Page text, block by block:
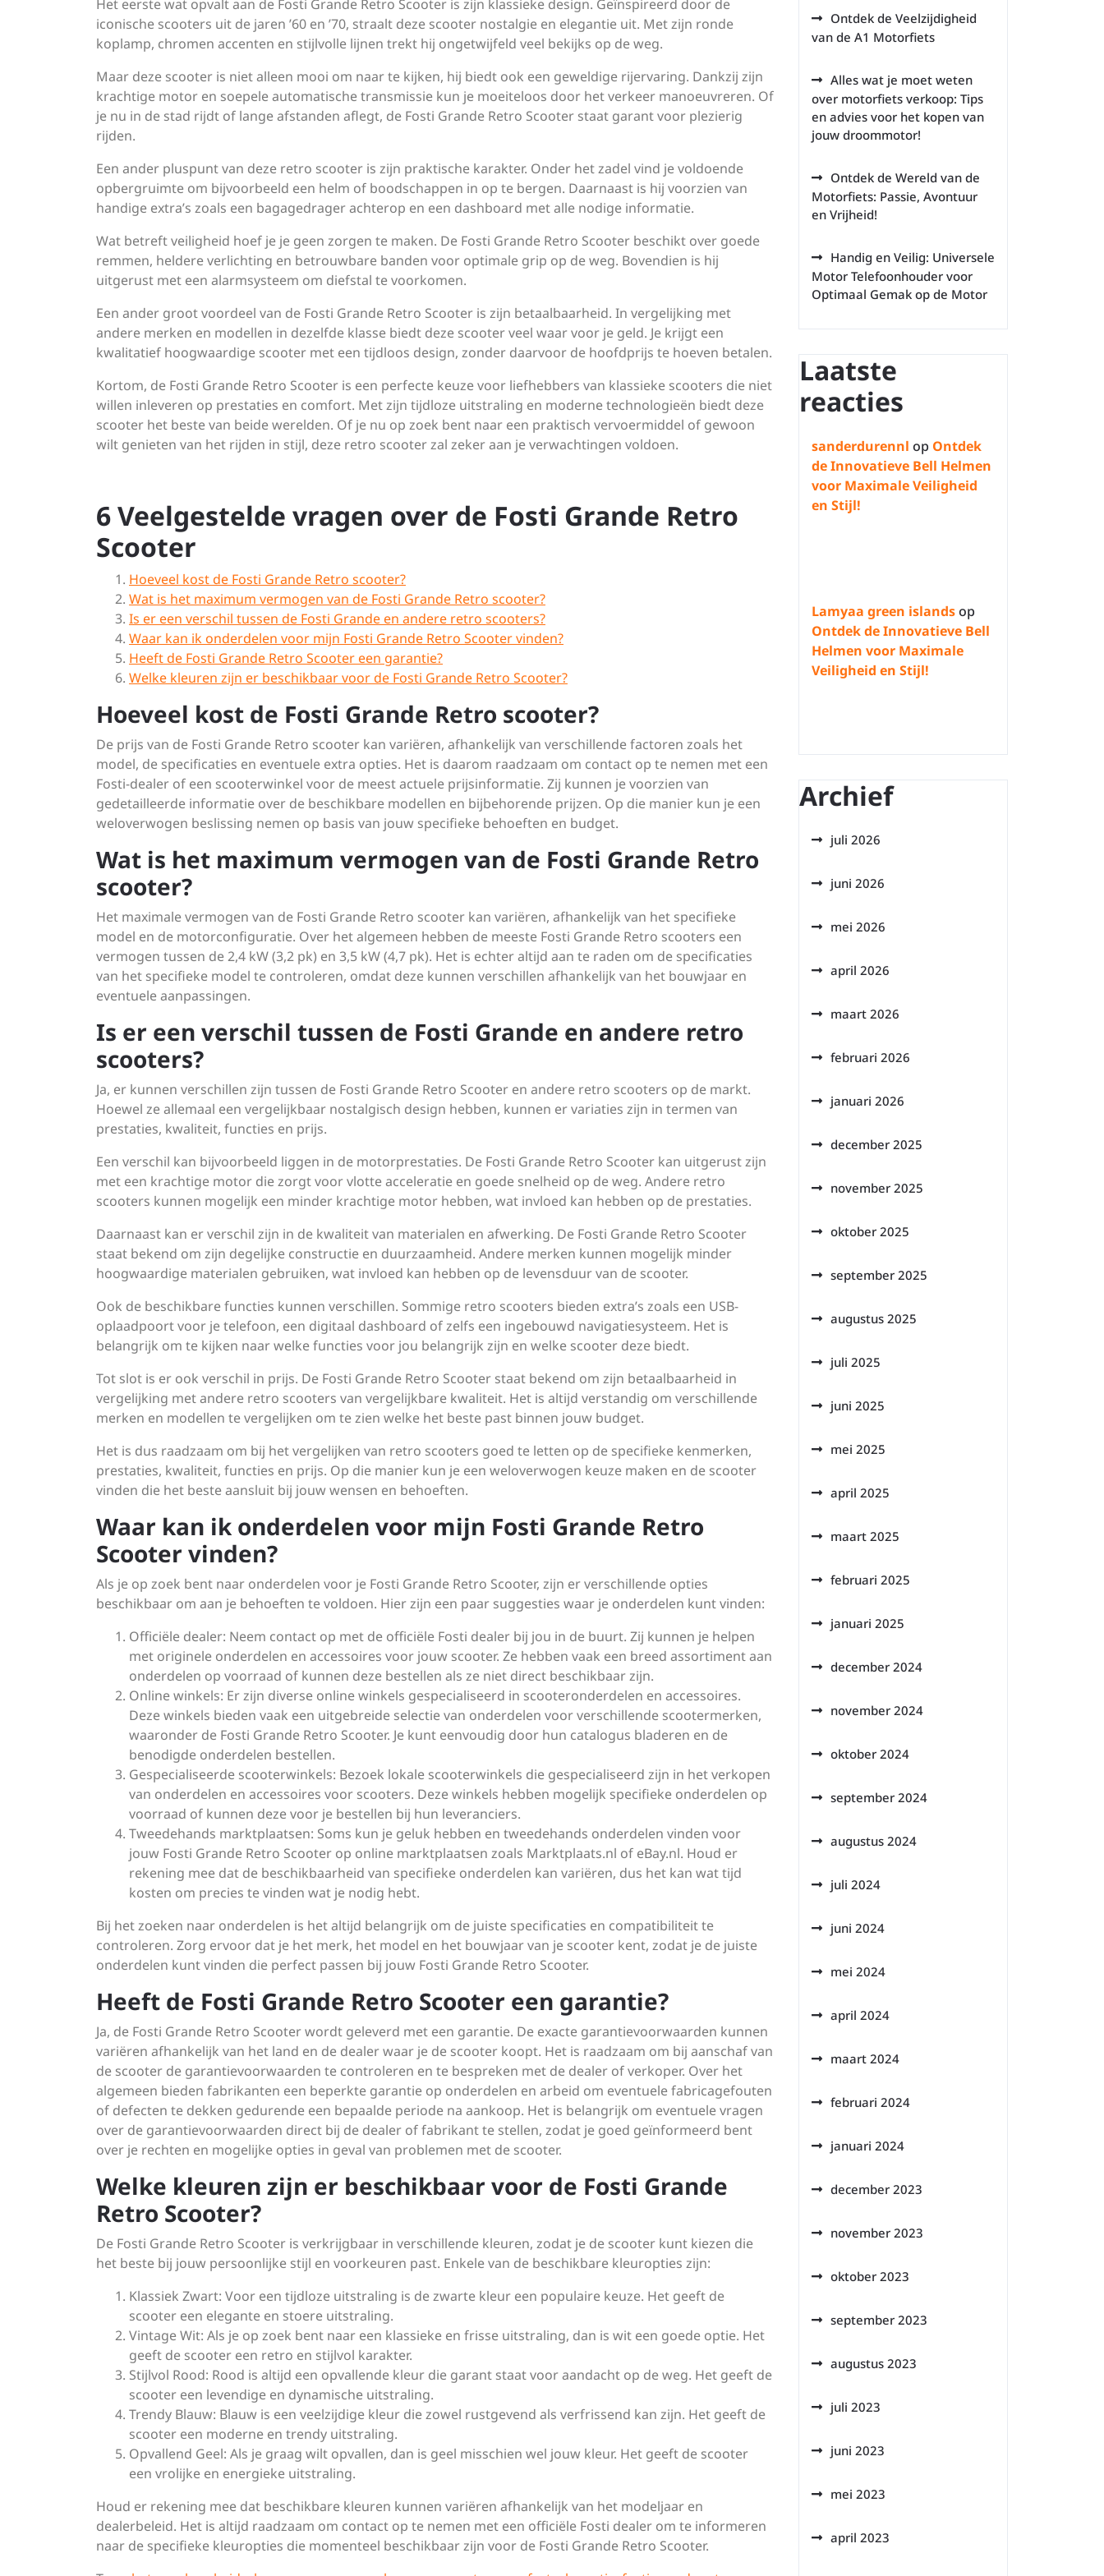
Het eerste wat opvalt aan de Fosti Grande Retro Scooter is zijn klassieke design. Geïnspireerd door de
iconische scooters uit de jaren ’60 en ’70, straalt deze scooter nostalgie en elegantie uit. Met zijn ronde
koplamp, chromen accenten en stijlvolle lijnen trekt hij ongetwijfeld veel bekijks op de weg.
Maar deze scooter is niet alleen mooi om naar te kijken, hij biedt ook een geweldige rijervaring. Dankzij zijn
krachtige motor en soepele automatische transmissie kun je moeiteloos door het verkeer manoeuvreren. Of
je nu in de stad rijdt of lange afstanden aflegt, de Fosti Grande Retro Scooter staat garant voor plezierig
rijden.
Een ander pluspunt van deze retro scooter is zijn praktische karakter. Onder het zadel vind je voldoende
opbergruimte om bijvoorbeeld een helm of boodschappen in op te bergen. Daarnaast is hij voorzien van
handige extra’s zoals een bagagedrager achterop en een dashboard met alle nodige informatie.
Wat betreft veiligheid hoef je je geen zorgen te maken. De Fosti Grande Retro Scooter beschikt over goede
remmen, heldere verlichting en betrouwbare banden voor optimale grip op de weg. Bovendien is hij
uitgerust met een alarmsysteem om diefstal te voorkomen.
Een ander groot voordeel van de Fosti Grande Retro Scooter is zijn betaalbaarheid. In vergelijking met
andere merken en modellen in dezelfde klasse biedt deze scooter veel waar voor je geld. Je krijgt een
kwalitatief hoogwaardige scooter met een tijdloos design, zonder daarvoor de hoofdprijs te hoeven betalen.
Kortom, de Fosti Grande Retro Scooter is een perfecte keuze voor liefhebbers van klassieke scooters die niet
willen inleveren op prestaties en comfort. Met zijn tijdloze uitstraling en moderne technologieën biedt deze
scooter het beste van beide werelden. Of je nu op zoek bent naar een praktisch vervoermiddel of gewoon
wilt genieten van het rijden in stijl, deze retro scooter zal zeker aan je verwachtingen voldoen.
6 Veelgestelde vragen over de Fosti Grande Retro
Scooter
Hoeveel kost de Fosti Grande Retro scooter?
Wat is het maximum vermogen van de Fosti Grande Retro scooter?
Is er een verschil tussen de Fosti Grande en andere retro scooters?
Waar kan ik onderdelen voor mijn Fosti Grande Retro Scooter vinden?
Heeft de Fosti Grande Retro Scooter een garantie?
Welke kleuren zijn er beschikbaar voor de Fosti Grande Retro Scooter?
Hoeveel kost de Fosti Grande Retro scooter?
De prijs van de Fosti Grande Retro scooter kan variëren, afhankelijk van verschillende factoren zoals het
model, de specificaties en eventuele extra opties. Het is daarom raadzaam om contact op te nemen met een
Fosti-dealer of een scooterwinkel voor de meest actuele prijsinformatie. Zij kunnen je voorzien van
gedetailleerde informatie over de beschikbare modellen en bijbehorende prijzen. Op die manier kun je een
weloverwogen beslissing nemen op basis van jouw specifieke behoeften en budget.
Wat is het maximum vermogen van de Fosti Grande Retro
scooter?
Het maximale vermogen van de Fosti Grande Retro scooter kan variëren, afhankelijk van het specifieke
model en de motorconfiguratie. Over het algemeen hebben de meeste Fosti Grande Retro scooters een
vermogen tussen de 2,4 kW (3,2 pk) en 3,5 kW (4,7 pk). Het is echter altijd aan te raden om de specificaties
van het specifieke model te controleren, omdat deze kunnen verschillen afhankelijk van het bouwjaar en
eventuele aanpassingen.
Is er een verschil tussen de Fosti Grande en andere retro
scooters?
Ja, er kunnen verschillen zijn tussen de Fosti Grande Retro Scooter en andere retro scooters op de markt.
Hoewel ze allemaal een vergelijkbaar nostalgisch design hebben, kunnen er variaties zijn in termen van
prestaties, kwaliteit, functies en prijs.
Een verschil kan bijvoorbeeld liggen in de motorprestaties. De Fosti Grande Retro Scooter kan uitgerust zijn
met een krachtige motor die zorgt voor vlotte acceleratie en goede snelheid op de weg. Andere retro
scooters kunnen mogelijk een minder krachtige motor hebben, wat invloed kan hebben op de prestaties.
Daarnaast kan er verschil zijn in de kwaliteit van materialen en afwerking. De Fosti Grande Retro Scooter
staat bekend om zijn degelijke constructie en duurzaamheid. Andere merken kunnen mogelijk minder
hoogwaardige materialen gebruiken, wat invloed kan hebben op de levensduur van de scooter.
Ook de beschikbare functies kunnen verschillen. Sommige retro scooters bieden extra’s zoals een USB-
oplaadpoort voor je telefoon, een digitaal dashboard of zelfs een ingebouwd navigatiesysteem. Het is
belangrijk om te kijken naar welke functies voor jou belangrijk zijn en welke scooter deze biedt.
Tot slot is er ook verschil in prijs. De Fosti Grande Retro Scooter staat bekend om zijn betaalbaarheid in
vergelijking met andere retro scooters van vergelijkbare kwaliteit. Het is altijd verstandig om verschillende
merken en modellen te vergelijken om te zien welke het beste past binnen jouw budget.
Het is dus raadzaam om bij het vergelijken van retro scooters goed te letten op de specifieke kenmerken,
prestaties, kwaliteit, functies en prijs. Op die manier kun je een weloverwogen keuze maken en de scooter
vinden die het beste aansluit bij jouw wensen en behoeften.
Waar kan ik onderdelen voor mijn Fosti Grande Retro
Scooter vinden?
Als je op zoek bent naar onderdelen voor je Fosti Grande Retro Scooter, zijn er verschillende opties
beschikbaar om aan je behoeften te voldoen. Hier zijn een paar suggesties waar je onderdelen kunt vinden:
Officiële dealer: Neem contact op met de officiële Fosti dealer bij jou in de buurt. Zij kunnen je helpen
met originele onderdelen en accessoires voor jouw scooter. Ze hebben vaak een breed assortiment aan
onderdelen op voorraad of kunnen deze bestellen als ze niet direct beschikbaar zijn.
Online winkels: Er zijn diverse online winkels gespecialiseerd in scooteronderdelen en accessoires.
Deze winkels bieden vaak een uitgebreide selectie van onderdelen voor verschillende scootermerken,
waaronder de Fosti Grande Retro Scooter. Je kunt eenvoudig door hun catalogus bladeren en de
benodigde onderdelen bestellen.
Gespecialiseerde scooterwinkels: Bezoek lokale scooterwinkels die gespecialiseerd zijn in het verkopen
van onderdelen en accessoires voor scooters. Deze winkels hebben mogelijk specifieke onderdelen op
voorraad of kunnen deze voor je bestellen bij hun leveranciers.
Tweedehands marktplaatsen: Soms kun je geluk hebben en tweedehands onderdelen vinden voor
jouw Fosti Grande Retro Scooter op online marktplaatsen zoals Marktplaats.nl of eBay.nl. Houd er
rekening mee dat de beschikbaarheid van specifieke onderdelen kan variëren, dus het kan wat tijd
kosten om precies te vinden wat je nodig hebt.
Bij het zoeken naar onderdelen is het altijd belangrijk om de juiste specificaties en compatibiliteit te
controleren. Zorg ervoor dat je het merk, het model en het bouwjaar van je scooter kent, zodat je de juiste
onderdelen kunt vinden die perfect passen bij jouw Fosti Grande Retro Scooter.
Heeft de Fosti Grande Retro Scooter een garantie?
Ja, de Fosti Grande Retro Scooter wordt geleverd met een garantie. De exacte garantievoorwaarden kunnen
variëren afhankelijk van het land en de dealer waar je de scooter koopt. Het is raadzaam om bij aanschaf van
de scooter de garantievoorwaarden te controleren en te bespreken met de dealer of verkoper. Over het
algemeen bieden fabrikanten een beperkte garantie op onderdelen en arbeid om eventuele fabricagefouten
of defecten te dekken gedurende een bepaalde periode na aankoop. Het is belangrijk om eventuele vragen
over de garantievoorwaarden direct bij de dealer of fabrikant te stellen, zodat je goed geïnformeerd bent
over je rechten en mogelijke opties in geval van problemen met de scooter.
Welke kleuren zijn er beschikbaar voor de Fosti Grande
Retro Scooter?
De Fosti Grande Retro Scooter is verkrijgbaar in verschillende kleuren, zodat je de scooter kunt kiezen die
het beste bij jouw persoonlijke stijl en voorkeuren past. Enkele van de beschikbare kleuropties zijn:
Klassiek Zwart: Voor een tijdloze uitstraling is de zwarte kleur een populaire keuze. Het geeft de
scooter een elegante en stoere uitstraling.
Vintage Wit: Als je op zoek bent naar een klassieke en frisse uitstraling, dan is wit een goede optie. Het
geeft de scooter een retro en stijlvol karakter.
Stijlvol Rood: Rood is altijd een opvallende kleur die garant staat voor aandacht op de weg. Het geeft de
scooter een levendige en dynamische uitstraling.
Trendy Blauw: Blauw is een veelzijdige kleur die zowel rustgevend als verfrissend kan zijn. Het geeft de
scooter een moderne en trendy uitstraling.
Opvallend Geel: Als je graag wilt opvallen, dan is geel misschien wel jouw kleur. Het geeft de scooter
een vrolijke en energieke uitstraling.
Houd er rekening mee dat beschikbare kleuren kunnen variëren afhankelijk van het modeljaar en
dealerbeleid. Het is altijd raadzaam om contact op te nemen met een officiële Fosti dealer om te informeren
naar de specifieke kleuropties die momenteel beschikbaar zijn voor de Fosti Grande Retro Scooter.
Ontdek de Veelzijdigheid
van de A1 Motorfiets
Alles wat je moet weten
over motorfiets verkoop: Tips
en advies voor het kopen van
jouw droommotor!
Ontdek de Wereld van de
Motorfiets: Passie, Avontuur
en Vrijheid!
Handig en Veilig: Universele
Motor Telefoonhouder voor
Optimaal Gemak op de Motor
Laatste
reacties
sanderdurennl op Ontdek
de Innovatieve Bell Helmen
voor Maximale Veiligheid
en Stijl!
Lamyaa green islandsop
Ontdek de Innovatieve Bell
Helmen voor Maximale
Veiligheid en Stijl!
Archief
juli 2026
juni 2026
mei 2026
april 2026
maart 2026
februari 2026
januari 2026
december 2025
november 2025
oktober 2025
september 2025
augustus 2025
juli 2025
juni 2025
mei 2025
april 2025
maart 2025
februari 2025
januari 2025
december 2024
november 2024
oktober 2024
september 2024
augustus 2024
juli 2024
juni 2024
mei 2024
april 2024
maart 2024
februari 2024
januari 2024
december 2023
november 2023
oktober 2023
september 2023
augustus 2023
juli 2023
juni 2023
mei 2023
april 2023